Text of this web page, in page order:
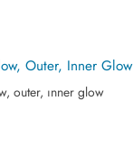
Outer, Inner Glow
outer, ınner glow